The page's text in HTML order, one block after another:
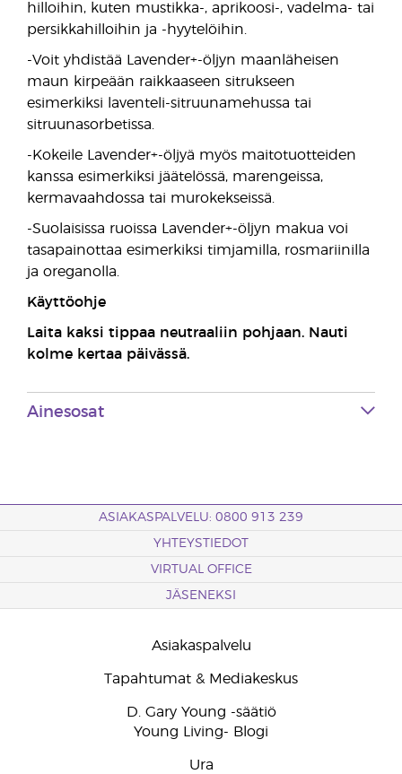
hilloihin, kuten mustikka-, aprikoosi-, vadelma- tai
persikkahilloihin ja -hyytelöihin.
-Voit yhdistää Lavender+-öljyn maanläheisen
maun kirpeään raikkaaseen sitrukseen
esimerkiksi laventeli-sitruunamehussa tai
sitruunasorbetissa.
-Kokeile Lavender+-öljyä myös maitotuotteiden
kanssa esimerkiksi jäätelössä, marengeissa,
kermavaahdossa tai murokekseissä.
-Suolaisissa ruoissa Lavender+-öljyn makua voi
tasapainottaa esimerkiksi timjamilla, rosmariinilla
ja oreganolla.
Käyttöohje
Laita kaksi tippaa neutraaliin pohjaan. Nauti
kolme kertaa päivässä.
Ainesosat
ASIAKASPALVELU: 0800 913 239
YHTEYSTIEDOT
VIRTUAL OFFICE
JÄSENEKSI
Asiakaspalvelu
Tapahtumat & Mediakeskus
D. Gary Young -säätiö
Young Living- Blogi
Ura